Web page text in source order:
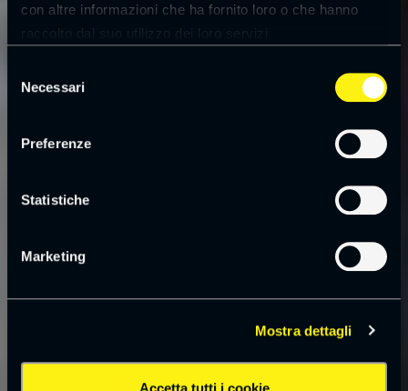
con altre informazioni che ha fornito loro o che hanno
raccolto dal suo utilizzo dei loro servizi.
delNecessari
Preferenze
Statistiche
Marketing
Mostra dettagli